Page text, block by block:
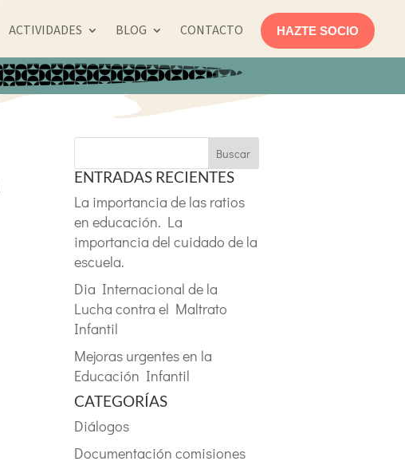
ACTIVIDADES BLOG CONTACTO HAZTE SOCIO
Buscar
ENTRADAS RECIENTES
La importancia de las ratios
en educación. La
importancia del cuidado de la
escuela.
Dia Internacional de la
Lucha contra el Maltrato
Infantil
Mejoras urgentes en la
Educación Infantil
CATEGORÍAS
Diálogos
Documentación comisiones